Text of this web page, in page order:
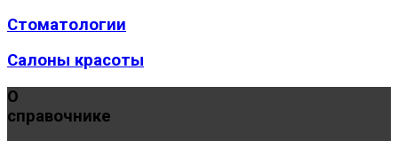
Стоматологии
Салоны красоты
О
справочнике